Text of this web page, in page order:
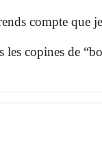
compte que
les copines de